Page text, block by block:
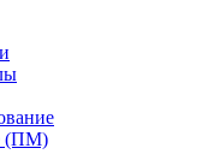
(ПМ)